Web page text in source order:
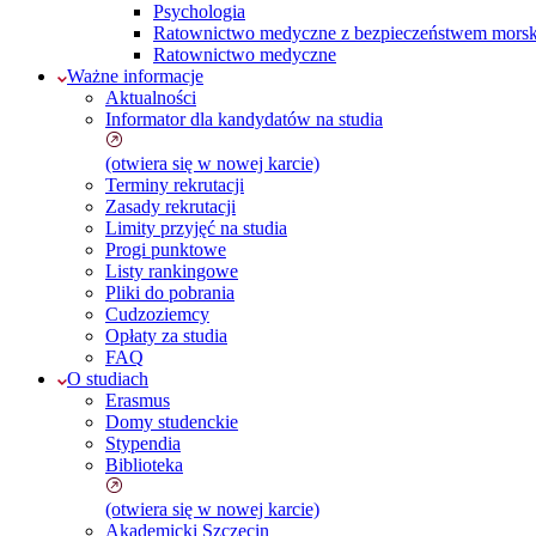
Psychologia
Ratownictwo medyczne z bezpieczeństwem
Ratownictwo medyczne
Ważne informacje
Aktualności
Informator dla kandydatów na studia
(otwiera się w nowej karcie)
Terminy rekrutacji
Zasady rekrutacji
Limity przyjęć na studia
Progi punktowe
Listy rankingowe
Pliki do pobrania
Cudzoziemcy
Opłaty za studia
FAQ
O studiach
Erasmus
Domy studenckie
Stypendia
Biblioteka
(otwiera się w nowej karcie)
Akademicki Szczecin